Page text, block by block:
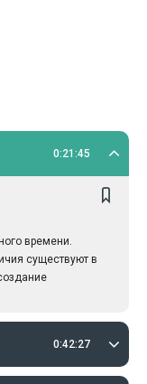
0:21:45
времени.
существуют в
0:42:27